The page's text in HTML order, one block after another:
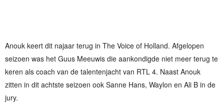
Anouk keert dit najaar terug in The Voice of Holland. Afgelopen
seizoen was het Guus Meeuwis die aankondigde niet meer terug te
keren als coach van de talentenjacht van RTL 4. Naast Anouk
zitten in dit achtste seizoen ook Sanne Hans, Waylon en Ali B in de
jury.